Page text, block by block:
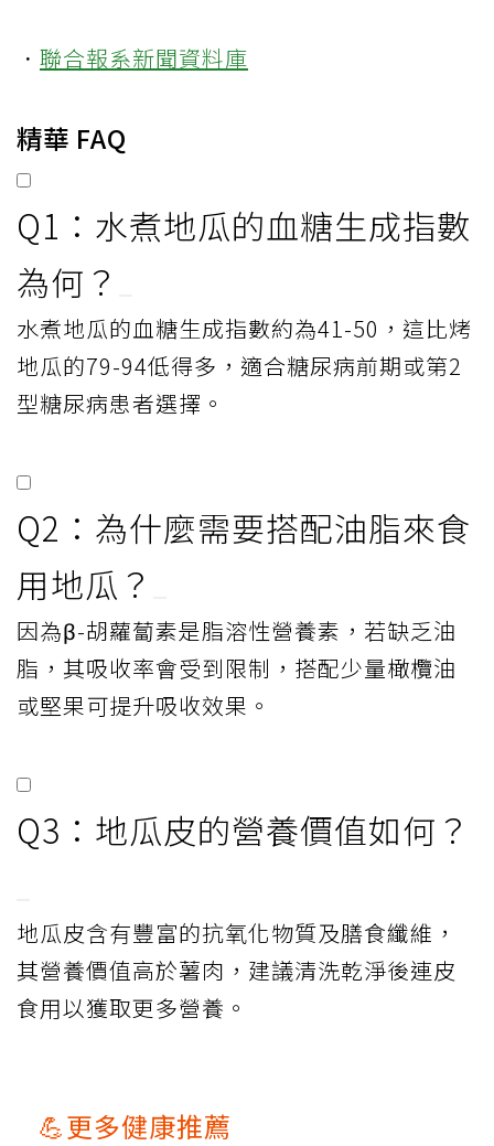
． 聯合報系新聞資料庫
精華 FAQ
Q1：水煮地瓜的血糖生成指數
為何？
水煮地瓜的血糖生成指數約為41-50，這比烤
地瓜的79-94低得多，適合糖尿病前期或第2
型糖尿病患者選擇。
Q2：為什麼需要搭配油脂來食
用地瓜？
因為β-胡蘿蔔素是脂溶性營養素，若缺乏油
脂，其吸收率會受到限制，搭配少量橄欖油
或堅果可提升吸收效果。
Q3：地瓜皮的營養價值如何？
地瓜皮含有豐富的抗氧化物質及膳食纖維，
其營養價值高於薯肉，建議清洗乾淨後連皮
食用以獲取更多營養。
💪更多健康推薦